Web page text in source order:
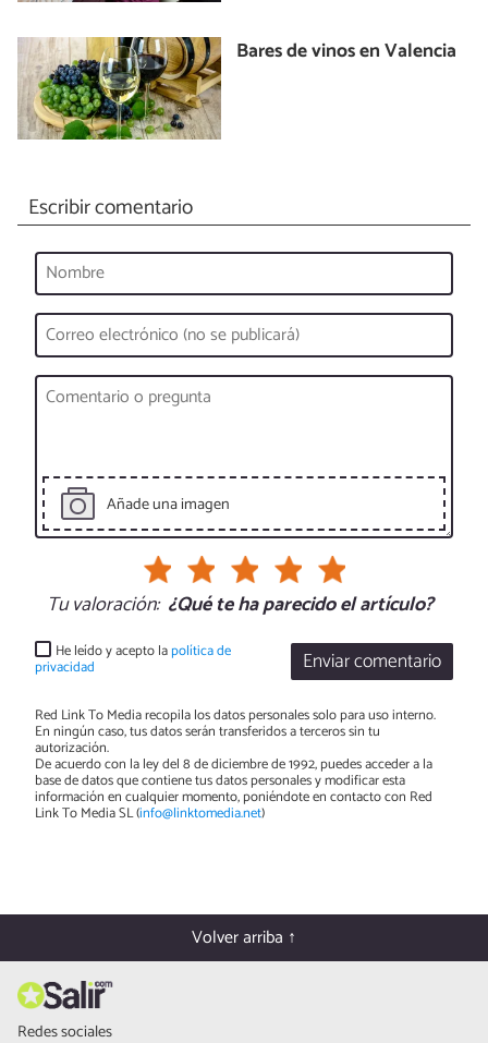
Bares de vinos en Valencia
Escribir comentario
Añade una imagen
Tu valoración: ¿Qué te ha parecido el artículo?
Enviar comentario
He leído y acepto lapolítica de
privacidad
Red Link To Media recopila los datos personales solo para uso interno.
En ningún caso, tus datos serán transferidos a terceros sin tu
autorización.
De acuerdo con la ley del 8 de diciembre de 1992, puedes acceder a la
base de datos que contiene tus datos personales y modificar esta
información en cualquier momento, poniéndote en contacto con Red
Link To Media SL (info@linktomedia.net)
Volver arriba ↑
Redes sociales